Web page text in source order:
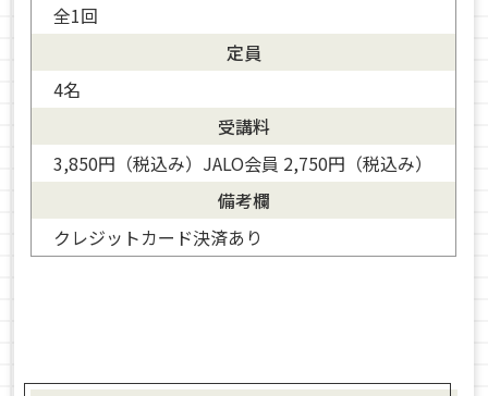
全1回
定員
4名
受講料
3,850円（税込み）JALO会員 2,750円（税込み）
備考欄
クレジットカード決済あり